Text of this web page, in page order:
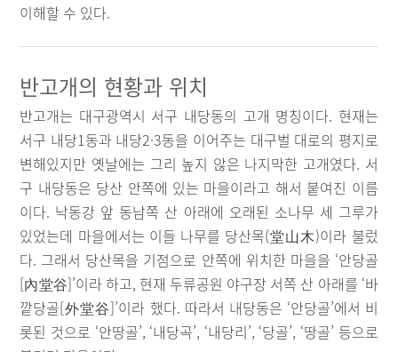
이해할 수 있다.
반고개의 현황과 위치
반고개는 대구광역시 서구 내당동의 고개 명칭이다. 현재는
서구 내당1동과 내당2·3동을 이어주는 대구벌 대로의 평지로
변해있지만 옛날에는 그리 높지 않은 나지막한 고개였다. 서
구 내당동은 당산 안쪽에 있는 마을이라고 해서 붙여진 이름
이다. 낙동강 앞 동남쪽 산 아래에 오래된 소나무 세 그루가
있었는데 마을에서는 이들 나무를 당산목(堂山木)이라 불렀
다. 그래서 당산목을 기점으로 안쪽에 위치한 마을을 ‘안당골
[內堂谷]’이라 하고, 현재 두류공원 야구장 서쪽 산 아래를 ‘바
깥당골[外堂谷]’이라 했다. 따라서 내당동은 ‘안당골’에서 비
롯된 것으로 ‘안땅골’, ‘내당곡’, ‘내당리’, ‘당골’, ‘땅골’ 등으로